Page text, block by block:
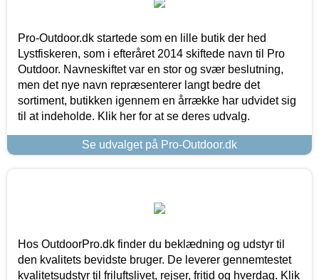
Pro-Outdoor.dk startede som en lille butik der hed
Lystfiskeren, som i efteråret 2014 skiftede navn til Pro
Outdoor. Navneskiftet var en stor og svær beslutning,
men det nye navn repræsenterer langt bedre det
sortiment, butikken igennem en årrække har udvidet sig
til at indeholde. Klik her for at se deres udvalg.
Se udvalget på Pro-Outdoor.dk
Hos OutdoorPro.dk finder du beklædning og udstyr til
den kvalitets bevidste bruger. De leverer gennemtestet
kvalitetsudstyr til friluftslivet, rejser, fritid og hverdag. Klik